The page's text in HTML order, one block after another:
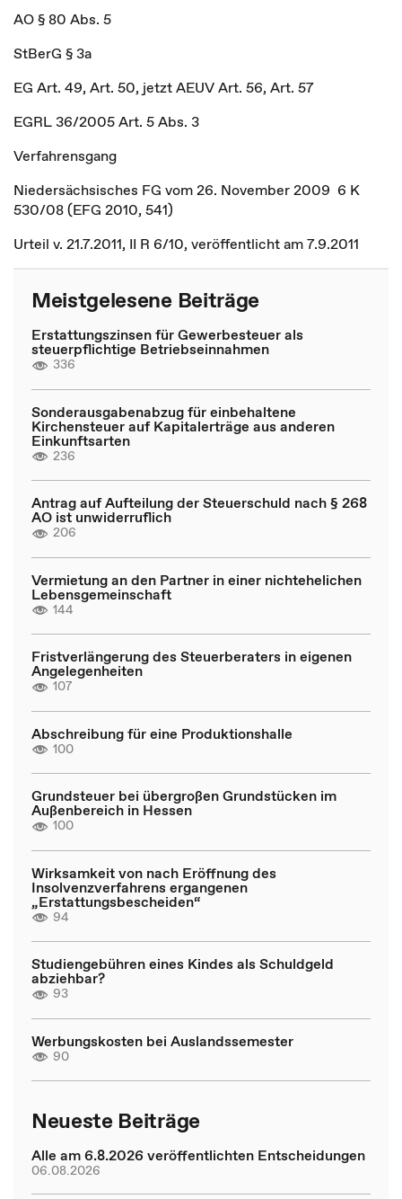
AO § 80 Abs. 5
StBerG § 3a
EG Art. 49, Art. 50, jetzt AEUV Art. 56, Art. 57
EGRL 36/2005 Art. 5 Abs. 3
Verfahrensgang
Niedersächsisches FG vom 26. November 2009 6 K
530/08 (EFG 2010, 541)
Urteil v. 21.7.2011, II R 6/10, veröffentlicht am 7.9.2011
Meistgelesene Beiträge
Erstattungszinsen für Gewerbesteuer als
steuerpflichtige Betriebseinnahmen
336
Sonderausgabenabzug für einbehaltene
Kirchensteuer auf Kapitalerträge aus anderen
Einkunftsarten
236
Antrag auf Aufteilung der Steuerschuld nach § 268
AO ist unwiderruflich
206
Vermietung an den Partner in einer nichtehelichen
Lebensgemeinschaft
144
Fristverlängerung des Steuerberaters in eigenen
Angelegenheiten
107
Abschreibung für eine Produktionshalle
100
Grundsteuer bei übergroßen Grundstücken im
Außenbereich in Hessen
100
Wirksamkeit von nach Eröffnung des
Insolvenzverfahrens ergangenen
„Erstattungsbescheiden“
94
Studiengebühren eines Kindes als Schuldgeld
abziehbar?
93
Werbungskosten bei Auslandssemester
90
Neueste Beiträge
Alle am 6.8.2026 veröffentlichten Entscheidungen
06.08.2026